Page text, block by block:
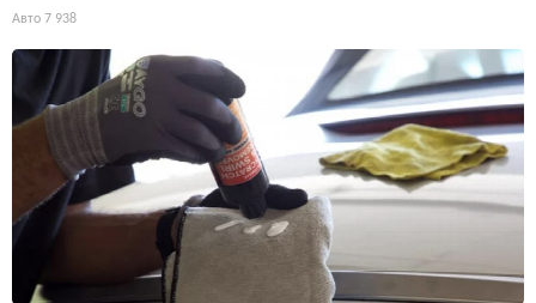
Авто 7 938